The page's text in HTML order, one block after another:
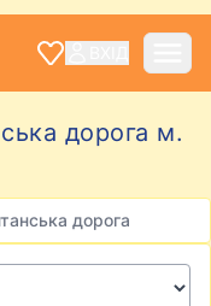
дорога м.
дорога